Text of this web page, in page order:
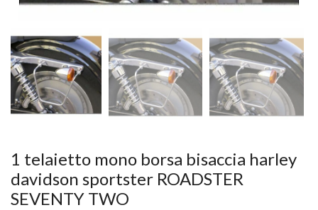
1 telaietto mono borsa bisaccia harley
davidson sportster ROADSTER
SEVENTY TWO